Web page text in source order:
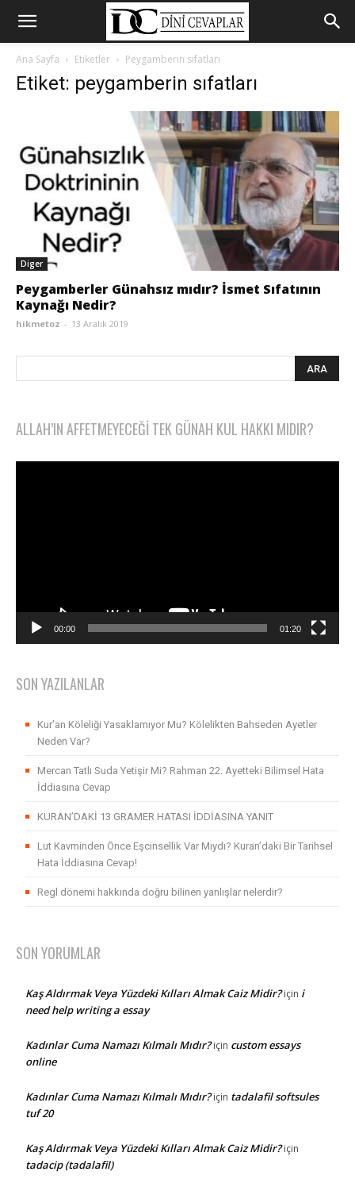
Ana Sayfa Etiketler Peygamberin sıfatları
Etiket: peygamberin sıfatları
Diger
Peygamberler Günahsız mıdır? İsmet Sıfatının
Kaynağı Nedir?
hikmetoz - 13 Aralık 2019
ALLAH’IN AFFETMEYECEĞI TEK GÜNAH KUL HAKKI MIDIR?
00:00 01:20
SON YAZILANLAR
Kur’an Köleliği Yasaklamıyor Mu? Kölelikten Bahseden Ayetler
Neden Var?
Mercan Tatlı Suda Yetişir Mi? Rahman 22. Ayetteki Bilimsel Hata
İddiasına Cevap
KURAN’DAKİ 13 GRAMER HATASI İDDİASINA YANIT
Lut Kavminden Önce Eşcinsellik Var Mıydı? Kuran’daki Bir Tarihsel
Hata İddiasına Cevap!
Regl dönemi hakkında doğru bilinen yanlışlar nelerdir?
SON YORUMLAR
Kaş Aldırmak Veya Yüzdeki Kılları Almak Caiz Midir?için i
need help writing a essay
Kadınlar Cuma Namazı Kılmalı Mıdır?için custom essays
online
Kadınlar Cuma Namazı Kılmalı Mıdır?için tadalafil softsules
tuf 20
Kaş Aldırmak Veya Yüzdeki Kılları Almak Caiz Midir?için
tadacip (tadalafil)